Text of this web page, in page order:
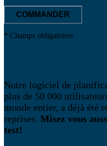
COMMANDER
* Champs obligatoires
Notre logiciel de
plus de 50 000
monde entier, a déjà été
reprises. Misez vous
test!